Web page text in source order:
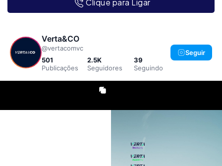
Verta&CO
@vertacomvc
501
Publicações
2.5K
Seguidores
39
Seguindo
Seguir